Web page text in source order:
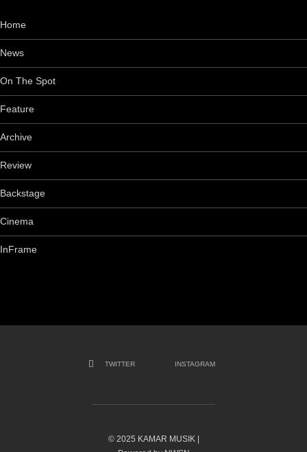
Home
News
On The Spot
Feature
Archive
Review
Backstage
Cinema
InFrame
TWITTER INSTAGRAM
© 2025 KAMAR MUSIK |